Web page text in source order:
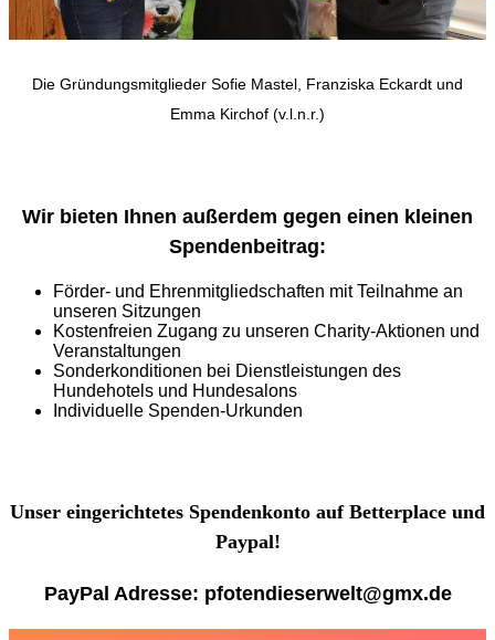
Die Gründungsmitglieder Sofie Mastel, Franziska Eckardt und
Emma Kirchof (v.l.n.r.)
Wir bieten Ihnen außerdem gegen einen kleinen
Spendenbeitrag:
Förder- und Ehrenmitgliedschaften mit Teilnahme an
unseren Sitzungen
Kostenfreien Zugang zu unseren Charity-Aktionen und
Veranstaltungen
Sonderkonditionen bei Dienstleistungen des
Hundehotels und Hundesalons
Individuelle Spenden-Urkunden
Unser eingerichtetes Spendenkonto auf Betterplace und
Paypal!
PayPal Adresse: pfotendieserwelt@gmx.de